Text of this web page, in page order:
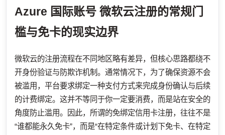
Azure 国际账号 微软云注册的常规门
槛与免卡的现实边界
微软云的注册流程在不同地区略有差异，但核心思路都绕不
开身份验证与防欺诈机制。通常情况下，为了确保资源不会
被滥用，平台要求绑定一种支付方式来完成身份确认与后续
的计费绑定。这并不等同于你一定要消费，而是站在安全的
角度防止滥用。因此，所谓的免绑定信用卡注册，往往不是
“谁都能永久免卡”，而是“在特定条件或计划下免卡、在特定